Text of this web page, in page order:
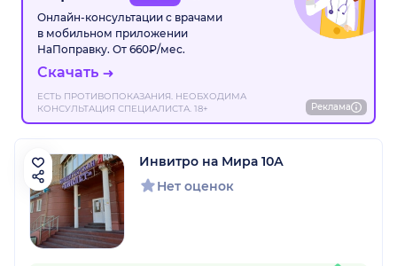
Онлайн-консультации с врачами
в мобильном приложении
НаПоправку. От 660₽/мес.
Скачать
ЕСТЬ ПРОТИВОПОКАЗАНИЯ. НЕОБХОДИМА
КОНСУЛЬТАЦИЯ СПЕЦИАЛИСТА. 18+
Реклама
Инвитро на Мира 10А
Нет оценок